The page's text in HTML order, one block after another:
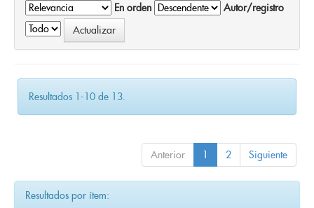
En orden
Autor/registro
Resultados 1-10 de 13.
Anterior 1 2 Siguiente
Resultados por ítem: